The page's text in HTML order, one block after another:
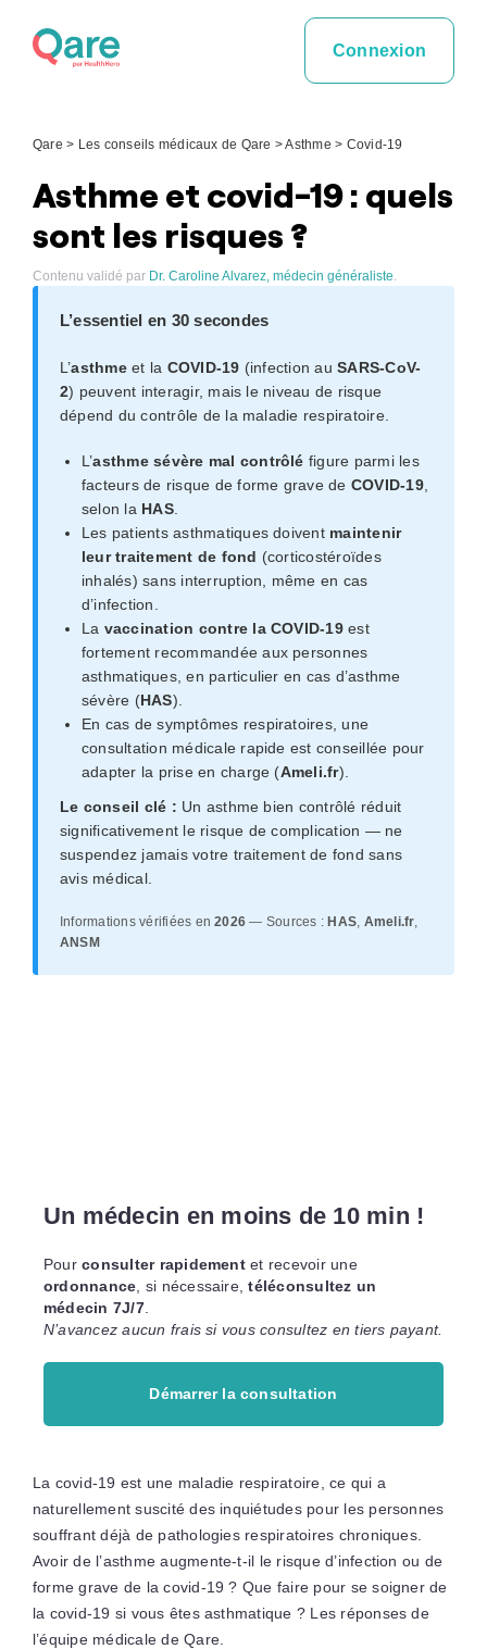
Connexion
Qare > Les conseils médicaux de Qare >Asthme > Covid-19
Asthme et covid-19 : quels
sont les risques ?
Contenu validé par Dr. Caroline Alvarez, médecin généraliste.
L’essentiel en 30 secondes
L’asthmeet la COVID-19 (infection auSARS-CoV-
2) peuvent interagir, mais le niveau de risque
dépend du contrôle de la maladie respiratoire.
L’asthme sévère mal contrôlé figure parmi les
facteurs de risque de forme grave de COVID-19,
selon la HAS.
Les patients asthmatiques doivent maintenir
leur traitement de fond (corticostéroïdes
inhalés) sans interruption, même en cas
d’infection.
La vaccination contre la COVID-19est
fortement recommandée aux personnes
asthmatiques, en particulier en cas d’asthme
sévère (HAS).
En cas de symptômes respiratoires, une
consultation médicale rapide est conseillée pour
adapter la prise en charge (Ameli.fr).
Le conseil clé : Un asthme bien contrôlé réduit
significativement le risque de complication — ne
suspendez jamais votre traitement de fond sans
avis médical.
Informations vérifiées en2026 — Sources : HAS, Ameli.fr,
ANSM
Un médecin en moins de 10 min !
Pourconsulter rapidementet recevoir une
ordonnance , si nécessaire,téléconsultez un
médecin 7J/7.
N’avancez aucun frais si vous consultez en tiers payant.
Démarrer la consultation
La covid-19 est une maladie respiratoire, ce qui a
naturellement suscité des inquiétudes pour les personnes
souffrant déjà de pathologies respiratoires chroniques.
Avoir de l’asthme augmente-t-il le risque d’infection ou de
forme grave de la covid-19 ? Que faire pour se soigner de
la covid-19 si vous êtes asthmatique ? Les réponses de
l’équipe médicale de Qare.